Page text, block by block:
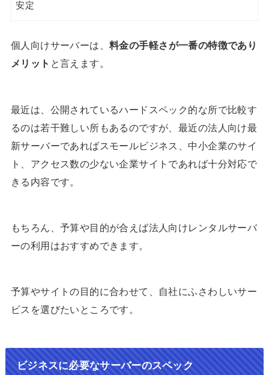
安定
個人向けサーバーは、料金の手軽さが一番の特徴であり
メリット と言えます。
最近は、公開されているハードスペック的な所で比較す
るのは若干難しい所もあるのですが、最近の法人向け最
新サーバーであればスモールビジネス、中小企業のサイ
ト、アクセス数の少ない企業サイトであれば十分対応で
きる内容です。
もちろん、予算や目的が合えば法人向けレンタルサーバ
ーの利用はおすすめできます。
予算やサイトの目的に合わせて、自社にふさわしいサー
ビスを選びたいところです。
ビジネスに必要なサーバーのスペック